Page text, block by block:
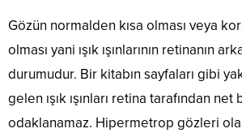
Gözün normalden kısa olması veya
olması yani ışık ışınlarının retinanın
durumudur. Bir kitabın sayfaları gibi
gelen ışık ışınları retina tarafından
odaklanamaz. Hipermetrop gözleri